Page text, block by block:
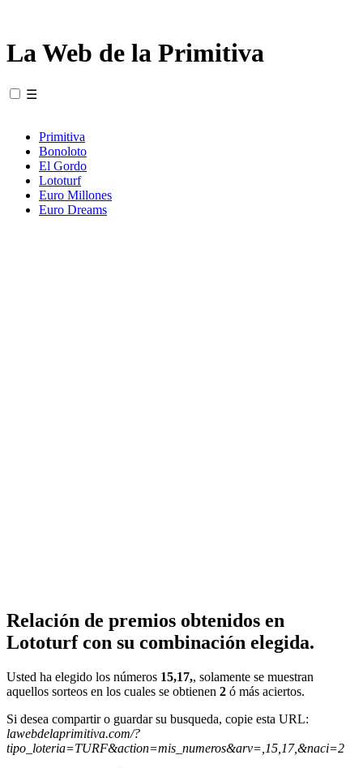
La Web de la Primitiva
☰
Primitiva
Bonoloto
El Gordo
Lototurf
Euro Millones
Euro Dreams
Relación de premios obtenidos en
Lototurf con su combinación elegida.
Usted ha elegido los números 15,17,, solamente se muestran
aquellos sorteos en los cuales se obtienen 2 ó más aciertos.
Si desea compartir o guardar su busqueda, copie esta URL:
lawebdelaprimitiva.com/?
tipo_loteria=TURF&action=mis_numeros&arv=,15,17,&naci=2